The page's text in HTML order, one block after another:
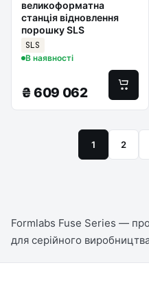
великоформатна
станція відновлення
порошку SLS
SLS
В наявності
₴ 609 062
1 2
Formlabs Fuse Series —
для серійного